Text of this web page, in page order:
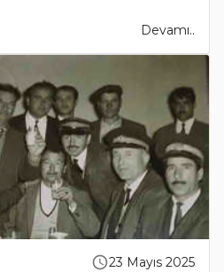
Devamı..
23 Mayıs 2025